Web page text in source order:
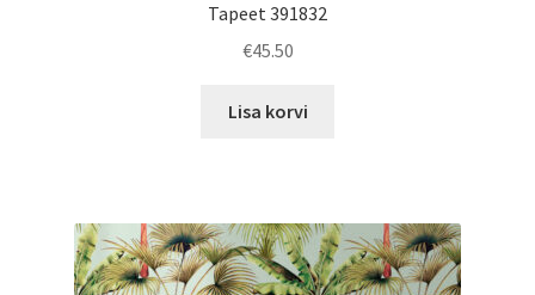
Tapeet 391832
€45.50
Lisa korvi